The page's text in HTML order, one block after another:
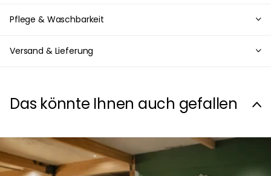
Pflege & Waschbarkeit
Versand & Lieferung
Das könnte Ihnen auch gefallen